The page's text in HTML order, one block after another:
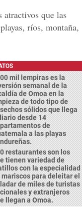
atractivos que las
ríos, montaña,
mil lempiras es la
semanal de la
de Omoa en la
de todo tipo de
sólidos que llega
desde 14
de
a las playas
restaurantes son los
tienen variedad de
con la especialidad
mariscos para deleitar el
de miles de turistas
y extranjeros
llegan a Omoa.